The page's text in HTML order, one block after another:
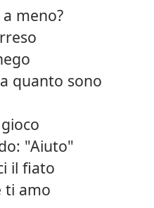
meno?
quanto sono
"Aiuto"
il fiato
ti amo